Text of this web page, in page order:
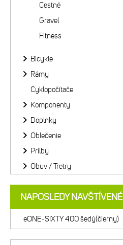
Cestné
Gravel
Fitness
Bicykle
Rámy
Cyklopočítače
Komponenty
Doplnky
Oblečenie
Prilby
Obuv / Tretry
NAPOSLEDY NAVŠTÍVENÉ
eONE-SIXTY 400 šedý(čierny)